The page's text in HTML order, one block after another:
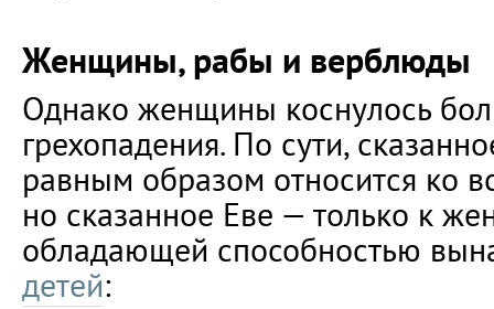
Женщины, рабы и верблюды
Однако женщины коснулось
грехопадения. По сути,
равным образом относится ко
но сказанное Еве — только к
обладающей способностью
детей: